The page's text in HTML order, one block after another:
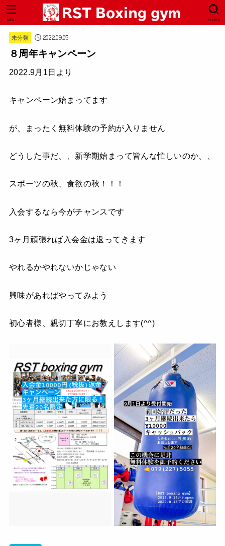
SEARCH
MENU
未分類 2022.09.05
８周年キャンペーン
2022.9月1日より
キャンペーン始まってます
が、まったく無料体験の予約が入りません
どうした事だ、、新学期始まって皆んな忙しいのか、、
スポーツの秋、食欲の秋！！！
入会するなら今がチャンスです
3ヶ月頑張れば入会金は返ってきます
やれるかやれないかじゃない
興味があればやってみよう
初心者様、親切丁寧にお教えします(^^)